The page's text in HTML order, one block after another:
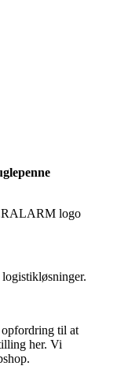
logo
til at
her. Vi